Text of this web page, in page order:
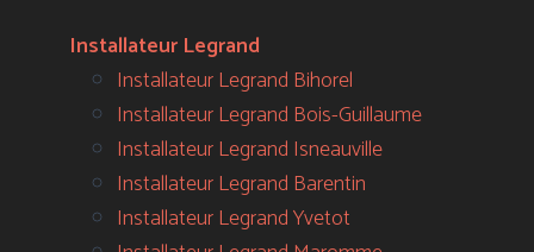
Installateur Legrand
Installateur Legrand Bihorel
Installateur Legrand Bois-Guillaume
Installateur Legrand Isneauville
Installateur Legrand Barentin
Installateur Legrand Yvetot